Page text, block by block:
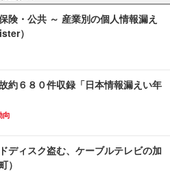
険・公共 ～ 産業別の個人情報漏え
）
約６８０件収録「日本情報漏えい年
向
ディスク盗む、ケーブルテレビの加
）